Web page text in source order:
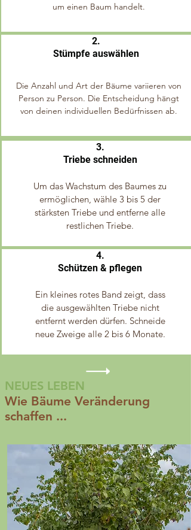
um einen Baum handelt.
2.
Stümpfe auswählen
Die Anzahl und Art der Bäume variieren von
Person zu Person. Die Entscheidung hängt
von deinen individuellen Bedürfnissen ab.
3.
Triebe schneiden
Um das Wachstum des Baumes zu
ermöglichen, wähle 3 bis 5 der
stärksten Triebe und entferne alle
restlichen Triebe.
4.
Schützen & pflegen
Ein kleines rotes Band zeigt, dass
die ausgewählten Triebe nicht
entfernt werden dürfen. Schneide
neue Zweige alle 2 bis 6 Monate.
NEUES LEBEN
Wie Bäume Veränderung
schaffen ...